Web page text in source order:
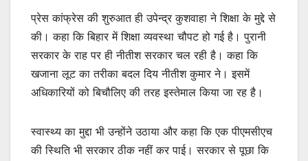
प्रेस कांफ्रेस की शुरुआत ही उपेन्द्र कुशवाहा ने शिक्षा के मुद्दे से
की। कहा कि बिहार में शिक्षा व्यवस्था चौपट हो गई है। पुरानी
सरकार के राह पर ही नीतीश सरकार चल रही है। कहा कि
खजाना लूट का तरीका बदल दिय नीतीश कुमार ने। इसमें
अधिकारियों को बिचौलिए की तरह इस्तेमाल किया जा रह है।
स्वास्थ्य का मुद्दा भी उन्होंने उठाया और कहा कि एक पीएमसीएच
की स्थिति भी सरकार ठीक नहीं कर पाई। सरकार से पूछा कि